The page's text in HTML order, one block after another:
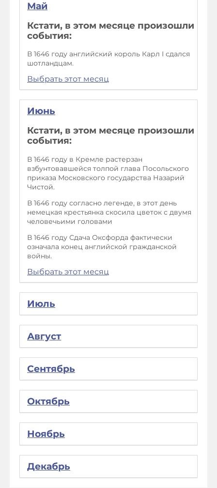
Май
Кстати, в этом месяце произошли
события:
В 1646 году английский король Карл I сдался
шотландцам.
Выбрать этот месяц
Июнь
Кстати, в этом месяце произошли
события:
В 1646 году в Кремле растерзан
взбунтовавшейся толпой глава Посольского
приказа Московского государства Назарий
Чистой.
В 1646 году согласно легенде, в этот день
немецкая крестьянка скосила цветок с двумя
человечьими головами
В 1646 году Сдача Оксфорда фактически
означала конец английской гражданской
войны.
Выбрать этот месяц
Июль
Август
Сентябрь
Октябрь
Ноябрь
Декабрь